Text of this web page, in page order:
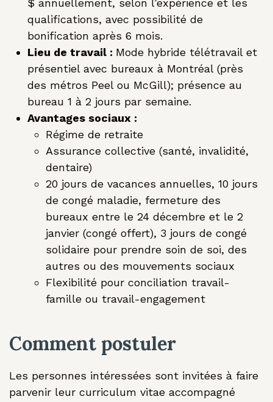
$ annuellement, selon l’expérience et les
qualifications, avec possibilité de
bonification après 6 mois.
Lieu de travail : Mode hybride télétravail et
présentiel avec bureaux à Montréal (près
des métros Peel ou McGill); présence au
bureau 1 à 2 jours par semaine.
Avantages sociaux :
Régime de retraite
Assurance collective (santé, invalidité,
dentaire)
20 jours de vacances annuelles, 10 jours
de congé maladie, fermeture des
bureaux entre le 24 décembre et le 2
janvier (congé offert), 3 jours de congé
solidaire pour prendre soin de soi, des
autres ou des mouvements sociaux
Flexibilité pour conciliation travail-
famille ou travail-engagement
Comment postuler
Les personnes intéressées sont invitées à faire
parvenir leur curriculum vitae accompagné